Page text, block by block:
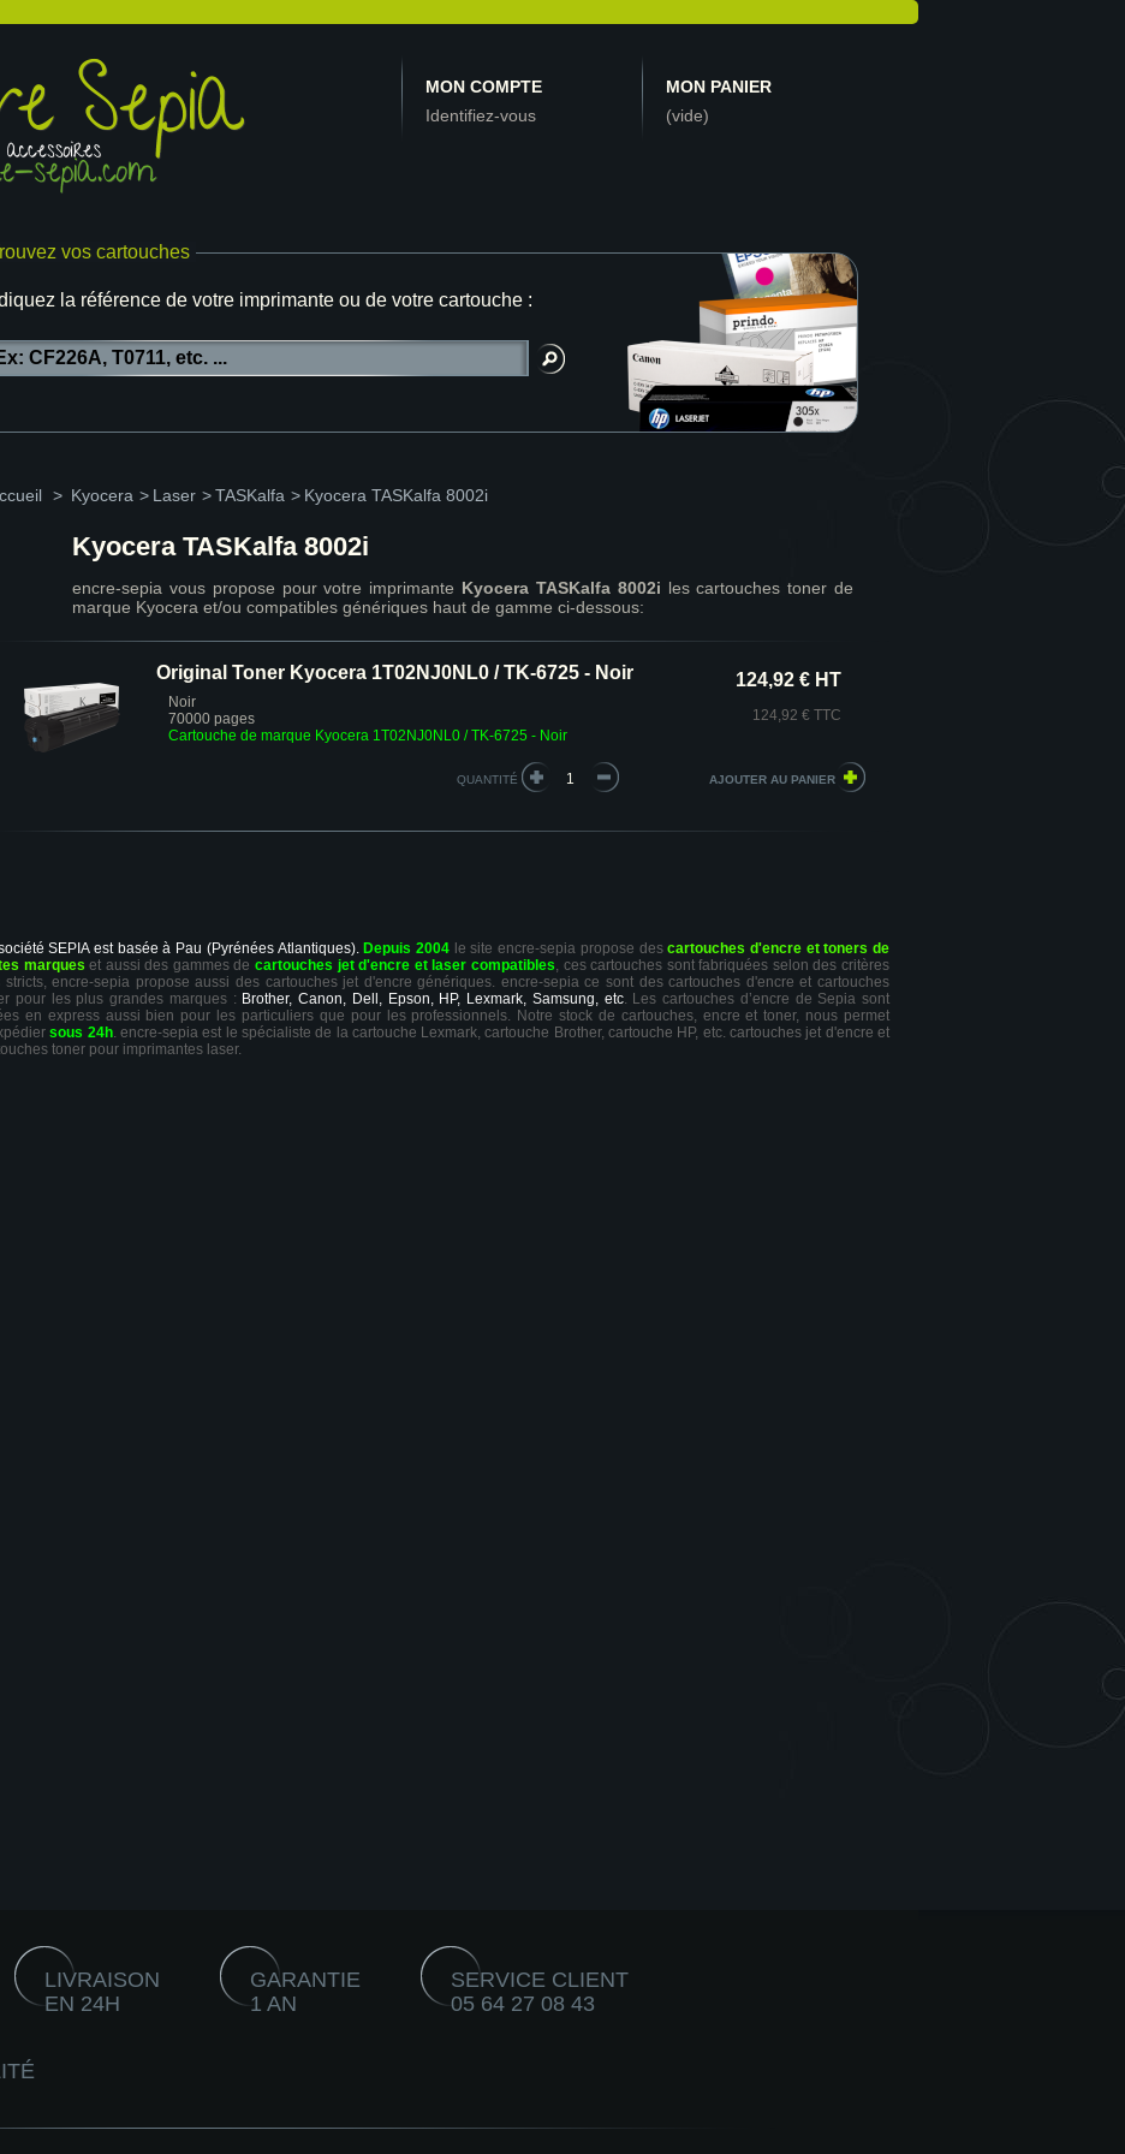
MON COMPTE
Identifiez-vous
MON PANIER
(vide)
vos cartouches
la référence de votre imprimante ou de votre cartouche :
> Kyocera > Laser >TASKalfa > Kyocera TASKalfa 8002i
Kyocera TASKalfa 8002i
encre-sepia vous propose pour votre imprimante Kyocera TASKalfa 8002i les cartouches toner de
marque Kyocera et/ou compatibles génériques haut de gamme ci-dessous:
Original Toner Kyocera 1T02NJ0NL0 / TK-6725 - Noir
Noir
70000 pages
Cartouche de marque Kyocera 1T02NJ0NL0 / TK-6725 - Noir
124,92 € HT
124,92 € TTC
QUANTITÉ
SEPIA est basée à Pau (Pyrénées Atlantiques). Depuis 2004 le site encre-sepia propose descartouches d'encre et toners de
marques et aussi des gammes decartouches jet d'encre et laser compatibles, ces cartouches sont fabriquées selon des critères
stricts, encre-sepia propose aussi des cartouches jet d'encre génériques. encre-sepia ce sont des cartouches d'encre et cartouches
pour les plus grandes marques : Brother, Canon, Dell, Epson, HP, Lexmark, Samsung, etc. Les cartouches d’encre de Sepia sont
en express aussi bien pour les particuliers que pour les professionnels. Notre stock de cartouches, encre et toner, nous permet
sous 24h. encre-sepia est le spécialiste de la cartouche Lexmark, cartouche Brother, cartouche HP, etc. cartouches jet d'encre et
toner pour imprimantes laser.
LIVRAISON
EN 24H
GARANTIE
1 AN
SERVICE CLIENT
05 64 27 08 43